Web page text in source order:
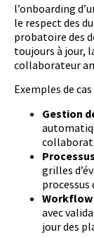
l’onboarding
le respect des
probatoire des
toujours à jour,
collaborateur
Exemples de
Gestion
grilles
processus
Workflow
avec
jour des